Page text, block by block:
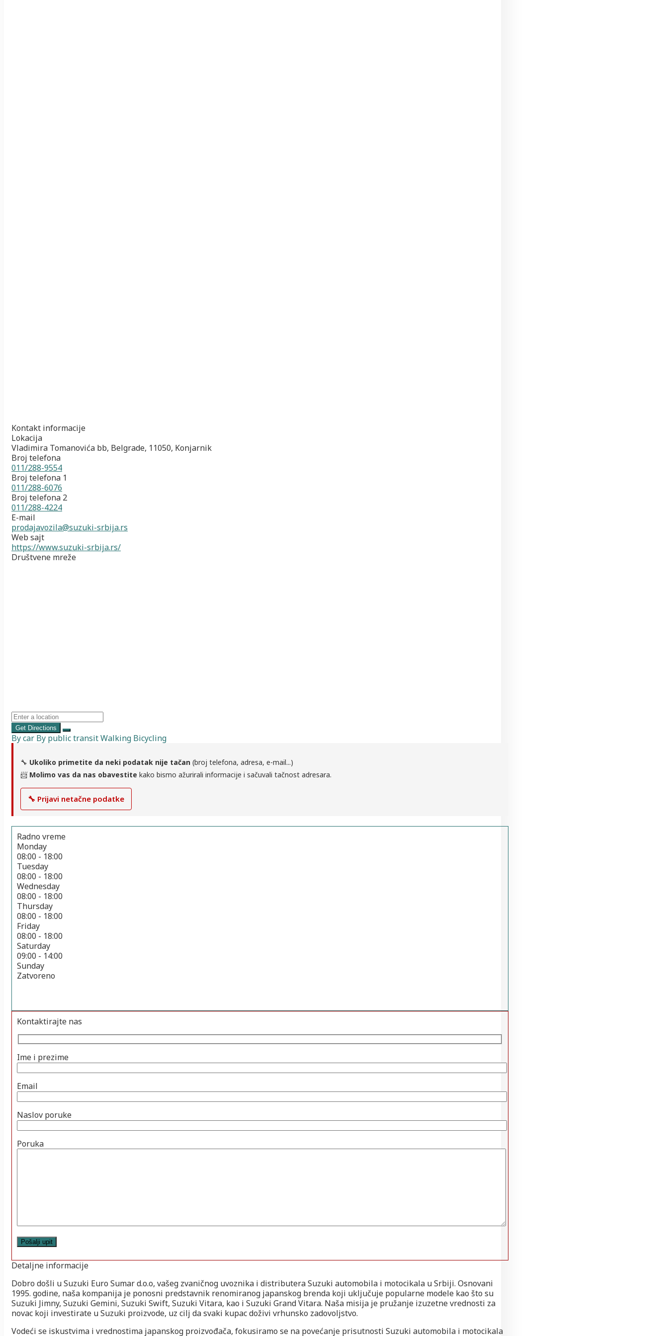
Kontakt informacije
Lokacija
Vladimira Tomanovića bb, Belgrade, 11050, Konjarnik
Broj telefona
011/288-9554
Broj telefona 1
011/288-6076
Broj telefona 2
011/288-4224
E-mail
prodajavozila@suzuki-srbija.rs
Web sajt
https://www.suzuki-srbija.rs/
Društvene mreže
Get Directions
By car By public transitWalking Bicycling
🔧 Ukoliko primetite da neki podatak nije tačan (broj telefona, adresa, e-mail...)
📨 Molimo vas da nas obavestite kako bismo ažurirali informacije i sačuvali tačnost adresara.
🔧 Prijavi netačne podatke
Radno vreme
Monday
08:00 - 18:00
Tuesday
08:00 - 18:00
Wednesday
08:00 - 18:00
Thursday
08:00 - 18:00
Friday
08:00 - 18:00
Saturday
09:00 - 14:00
Sunday
Zatvoreno
Kontaktirajte nas
Ime i prezime
Email
Naslov poruke
Poruka
Detaljne informacije
Dobro došli u Suzuki Euro Sumar d.o.o, vašeg zvaničnog uvoznika i distributera Suzuki automobila i motocikala u Srbiji. Osnovani
1995. godine, naša kompanija je ponosni predstavnik renomiranog japanskog brenda koji uključuje popularne modele kao što su
Suzuki Jimny, Suzuki Gemini, Suzuki Swift, Suzuki Vitara, kao i Suzuki Grand Vitara. Naša misija je pružanje izuzetne vrednosti za
novac koji investirate u Suzuki proizvode, uz cilj da svaki kupac doživi vrhunsko zadovoljstvo.
Vodeći se iskustvima i vrednostima japanskog proizvođača, fokusiramo se na povećanje prisutnosti Suzuki automobila i motocikala